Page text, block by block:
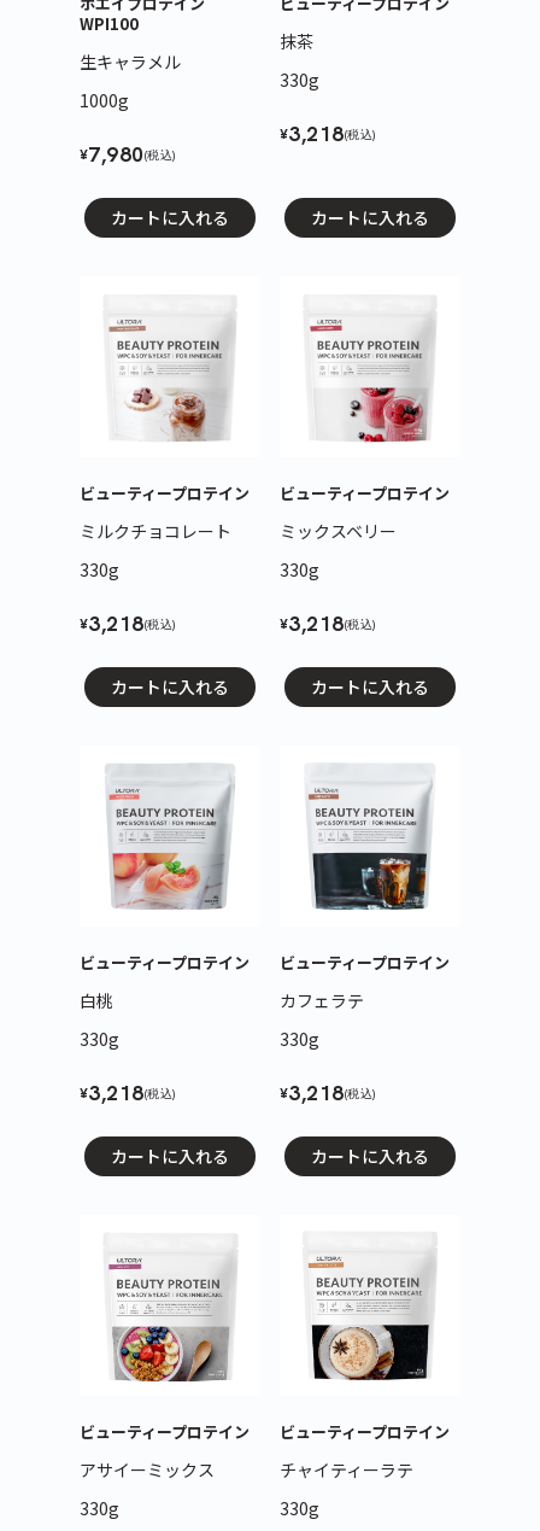
WPI100
生キャラメル
1000g
¥7,980(税込)
カートに入れる
抹茶
330g
¥3,218(税込)
カートに入れる
ビューティープロテイン
ミルクチョコレート
330g
¥3,218(税込)
カートに入れる
ビューティープロテイン
ミックスベリー
330g
¥3,218(税込)
カートに入れる
ビューティープロテイン
白桃
330g
¥3,218(税込)
カートに入れる
ビューティープロテイン
カフェラテ
330g
¥3,218(税込)
カートに入れる
ビューティープロテイン
アサイーミックス
330g
ビューティープロテイン
チャイティーラテ
330g